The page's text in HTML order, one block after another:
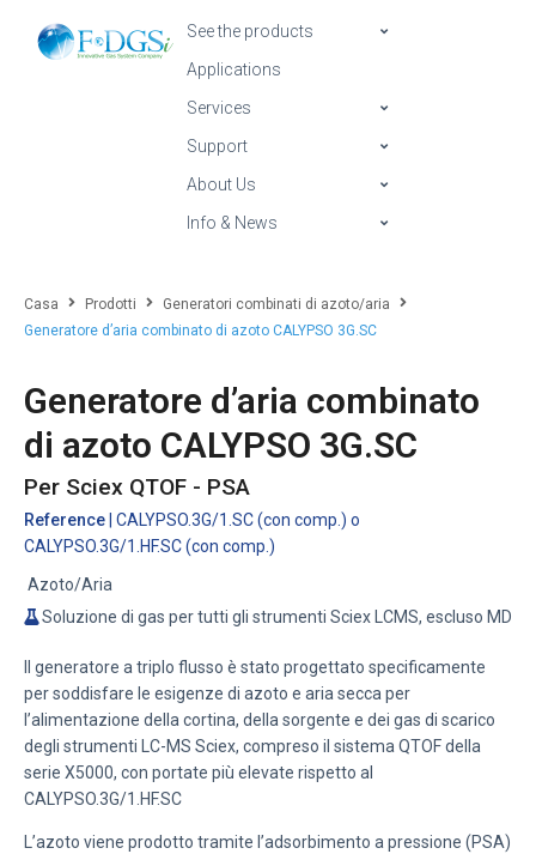
See the products
Applications
Services
Support
About Us
Info & News
Casa Prodotti
Generatori combinati di azoto/aria
Generatore d’aria combinato di azoto CALYPSO 3G.SC
Generatore d’aria combinato
di azoto CALYPSO 3G.SC
Per Sciex QTOF - PSA
Reference | CALYPSO.3G/1.SC (con comp.) o
CALYPSO.3G/1.HF.SC (con comp.)
Azoto/Aria
Soluzione di gas per tutti gli strumenti Sciex LCMS, escluso MD
Il generatore a triplo flusso è stato progettato specificamente
per soddisfare le esigenze di azoto e aria secca per
l’alimentazione della cortina, della sorgente e dei gas di scarico
degli strumenti LC-MS Sciex, compreso il sistema QTOF della
serie X5000, con portate più elevate rispetto al
CALYPSO.3G/1.HF.SC
L’azoto viene prodotto tramite l’adsorbimento a pressione (PSA)